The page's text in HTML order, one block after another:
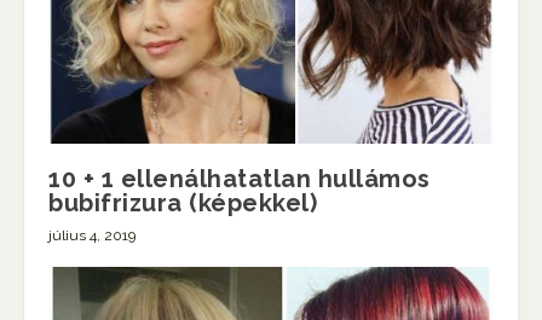
10 + 1 ellenálhatatlan hullámos
bubifrizura (képekkel)
július 4, 2019